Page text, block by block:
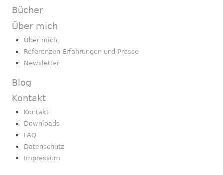
Bücher
Über mich
Über mich
Referenzen Erfahrungen und Presse
Newsletter
Blog
Kontakt
Kontakt
Downloads
FAQ
Datenschutz
Impressum